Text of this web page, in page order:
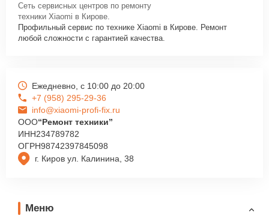
Сеть сервисных центров по ремонту
техники Xiaomi в Кирове.
Профильный сервис по технике Xiaomi в Кирове. Ремонт
любой сложности с гарантией качества.
г. Киров ул. Калинина, 38
Ежедневно, с 10:00 до 20:00
+7 (958) 295-29-36
info@xiaomi-profi-fix.ru
ООО“Ремонт техники”
ИНН234789782
ОГРН98742397845098
Меню